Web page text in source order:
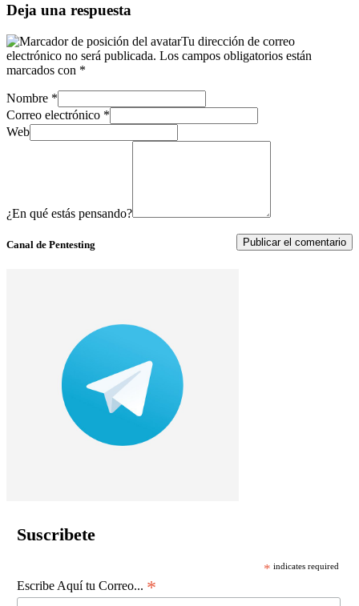
Deja una respuesta
Tu dirección de correo
electrónico no será publicada. Los campos obligatorios están
marcados con *
Nombre *
Correo electrónico *
Web
¿En qué estás pensando?
Canal de Pentesting
Suscribete
* indicates required
Escribe Aquí tu Correo... *